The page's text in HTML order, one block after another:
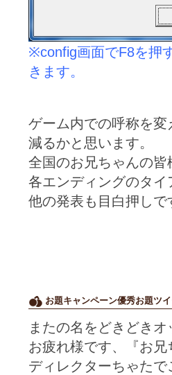
※config画面でF8を押
きます。
ゲーム内での呼称を
減るかと思います。
全国のお兄ちゃんの
各エンディングのタ
他の発表も目白押し
お題キャンペーン優秀お題ツ
またの名をどきどき
お疲れ様です、『お
ディレクターちゃたで